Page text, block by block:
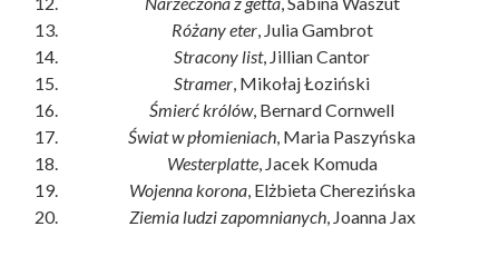
Różany eter, Julia Gambrot
Stracony list, Jillian Cantor
Stramer , Mikołaj Łoziński
Śmierć królów, Bernard Cornwell
Świat w płomieniach , Maria Paszyńska
Westerplatte, Jacek Komuda
Wojenna korona, Elżbieta Cherezińska
Ziemia ludzi zapomnianych, Joanna Jax